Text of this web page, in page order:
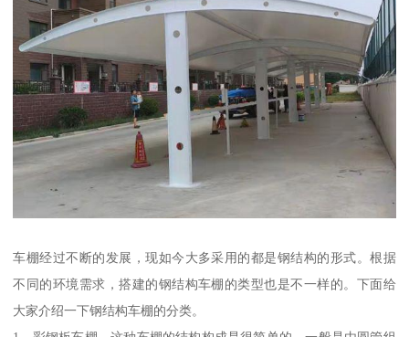
车棚经过不断的发展，现如今大多采用的都是钢结构的形式。根据
不同的环境需求，搭建的钢结构车棚的类型也是不一样的。下面给
大家介绍一下钢结构车棚的分类。